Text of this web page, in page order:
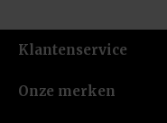
Klantenservice
Onze merken